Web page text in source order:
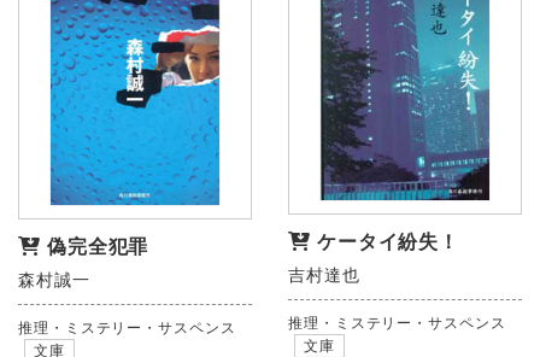
偽完全犯罪
森村誠一
推理・ミステリー・サスペンス
文庫
ケータイ紛失！
吉村達也
推理・ミステリー・サスペンス
文庫